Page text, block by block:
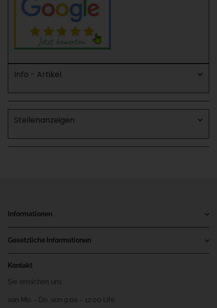
Info - Artikel
Stellenanzeigen
Informationen
Gesetzliche Informationen
Kontakt
Sie erreichen uns
von Mo. - Do. von 9:00 - 12:00 Uhr